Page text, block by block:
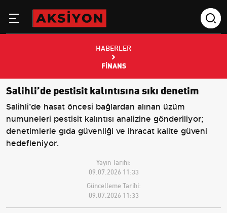
HABERLER
FINANS
Salihli’de pestisit kalıntısına sıkı denetim
Salihli’de hasat öncesi bağlardan alınan üzüm
numuneleri pestisit kalıntısı analizine gönderiliyor;
denetimlerle gıda güvenliği ve ihracat kalite güveni
hedefleniyor.
Yayın Tarihi:
09.07.2026 11:33
Güncelleme Tarihi:
09.07.2026 11:33